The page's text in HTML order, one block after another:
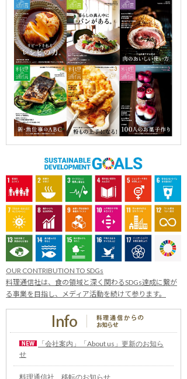
OUR CONTRIBUTION TO SDGs
料理通信社は、食の領域と深く関わるSDGs達成に繋が
る事業を目指し、メディア活動を続けて参ります。
「会社案内」「About us」更新のお知ら
せ
料理通信社 移転のお知らせ